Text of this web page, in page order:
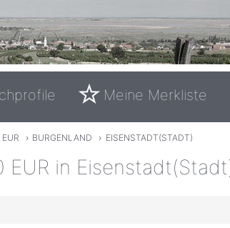
Meine Merkliste
› BURGENLAND › EISENSTADT(STADT)
EUR in